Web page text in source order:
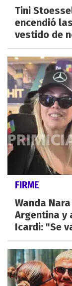
Tini
encendió
vestido de
FIRME
Wanda
Argentina y
Icardi: "Se